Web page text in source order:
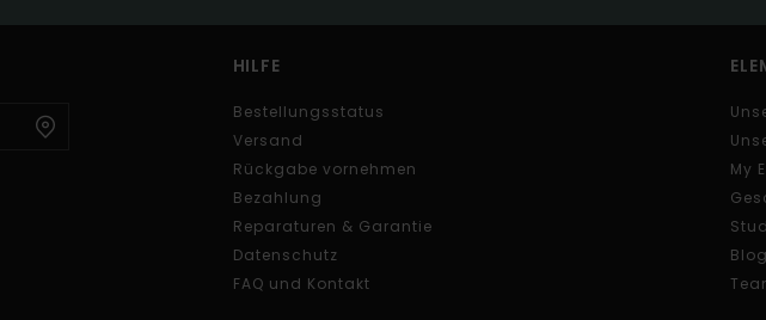
HILFE
Bestellungsstatus
Versand
Rückgabe vornehmen
Bezahlung
Reparaturen & Garantie
Datenschutz
FAQ und Kontakt
My
Blog